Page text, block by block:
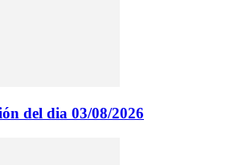
del dia 03/08/2026